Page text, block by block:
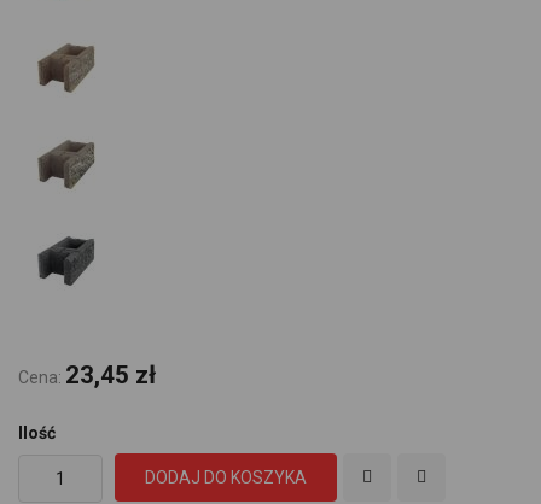
Cena: 23,45 zł
Ilość
DODAJ DO KOSZYKA